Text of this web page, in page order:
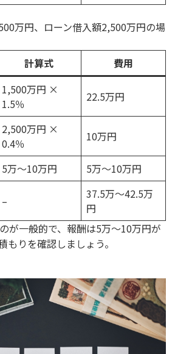
万円、ローン借入額2,500万円の場
計算式 費用
1,500万円 ×
1.5％
22.5万円
2,500万円 ×
0.4％
10万円
5万～10万円 5万～10万円
–
37.5万～42.5万
円
が一般的で、報酬は5万～10万円が
もりを確認しましょう。